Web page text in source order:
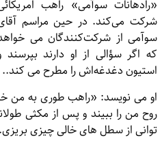
«رادهانات سوآمی» راهب
شرکت می‌کند. در حین مراسم
سوآمی از شرکت‌کنندگان می
که اگر سؤالی از او دارند بپرسند
استیون دغدغه‌اش را مطرح می کند..
او می نویسد: «راهب طوری به من
روح من را ببیند و پس از مکثی
توانی از سطل های خالی چیزی